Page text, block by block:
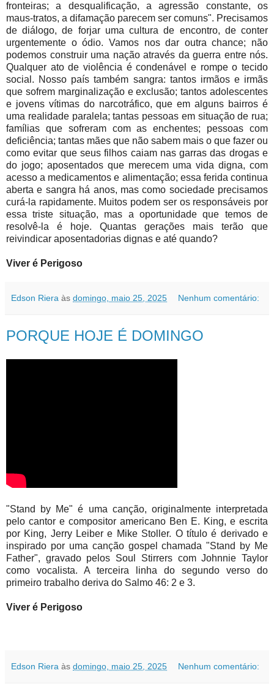
fronteiras; a desqualificação, a agressão constante, os
maus-tratos, a difamação parecem ser comuns". Precisamos
de diálogo, de forjar uma cultura de encontro, de conter
urgentemente o ódio. Vamos nos dar outra chance; não
podemos construir uma nação através da guerra entre nós.
Qualquer ato de violência é condenável e rompe o tecido
social. Nosso país também sangra: tantos irmãos e irmãs
que sofrem marginalização e exclusão; tantos adolescentes
e jovens vítimas do narcotráfico, que em alguns bairros é
uma realidade paralela; tantas pessoas em situação de rua;
famílias que sofreram com as enchentes; pessoas com
deficiência; tantas mães que não sabem mais o que fazer ou
como evitar que seus filhos caiam nas garras das drogas e
do jogo; aposentados que merecem uma vida digna, com
acesso a medicamentos e alimentação; essa ferida continua
aberta e sangra há anos, mas como sociedade precisamos
curá-la rapidamente. Muitos podem ser os responsáveis ​​por
essa triste situação, mas a oportunidade que temos de
resolvê-la é hoje. Quantas gerações mais terão que
reivindicar aposentadorias dignas e até quando?
Viver é Perigoso
Edson Riera às domingo, maio 25, 2025 Nenhum comentário:
PORQUE HOJE É DOMINGO
"Stand by Me" é uma canção, originalmente interpretada
pelo cantor e compositor americano Ben E. King, e escrita
por King, Jerry Leiber e Mike Stoller. O título é derivado e
inspirado por uma canção gospel chamada "Stand by Me
Father", gravado pelos Soul Stirrers com Johnnie Taylor
como vocalista. A terceira linha do segundo verso do
primeiro trabalho deriva do Salmo 46: 2 e 3.
Viver é Perigoso
Edson Riera às domingo, maio 25, 2025 Nenhum comentário: